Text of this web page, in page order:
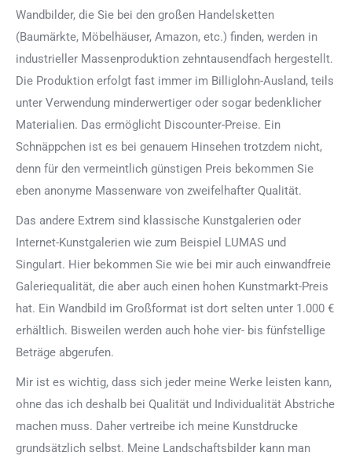
Wandbilder, die Sie bei den großen Handelsketten
(Baumärkte, Möbelhäuser, Amazon, etc.) finden, werden in
industrieller Massenproduktion zehntausendfach hergestellt.
Die Produktion erfolgt fast immer im Billiglohn-Ausland, teils
unter Verwendung minderwertiger oder sogar bedenklicher
Materialien. Das ermöglicht Discounter-Preise. Ein
Schnäppchen ist es bei genauem Hinsehen trotzdem nicht,
denn für den vermeintlich günstigen Preis bekommen Sie
eben anonyme Massenware von zweifelhafter Qualität.
Das andere Extrem sind klassische Kunstgalerien oder
Internet-Kunstgalerien wie zum Beispiel LUMAS und
Singulart. Hier bekommen Sie wie bei mir auch einwandfreie
Galeriequalität, die aber auch einen hohen Kunstmarkt-Preis
hat. Ein Wandbild im Großformat ist dort selten unter 1.000 €
erhältlich. Bisweilen werden auch hohe vier- bis fünfstellige
Beträge abgerufen.
Mir ist es wichtig, dass sich jeder meine Werke leisten kann,
ohne das ich deshalb bei Qualität und Individualität Abstriche
machen muss. Daher vertreibe ich meine Kunstdrucke
grundsätzlich selbst. Meine Landschaftsbilder kann man